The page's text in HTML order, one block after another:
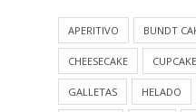
APERITIVO BUNDT
CHEESECAKE CUPCAKE
GALLETAS HELADO